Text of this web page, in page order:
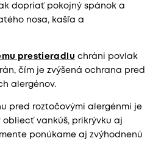
dopriať pokojný spánok a
nosa, kašľa a
prestieradlu chráni povlak
čím je zvýšená ochrana pred
alergénov.
pred roztočovými alergénmi je
vankúš, prikrývku aj
ponúkame aj zvýhodnenú